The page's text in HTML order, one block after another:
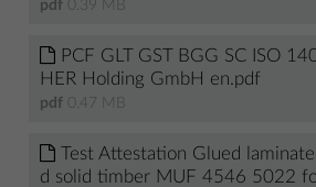
pdf 0.39 MB
PCF GLT GST BGG SC ISO
HER Holding GmbH en.pdf
pdf 0.47 MB
Test Attestation Glued
d solid timber MUF 4546 5022